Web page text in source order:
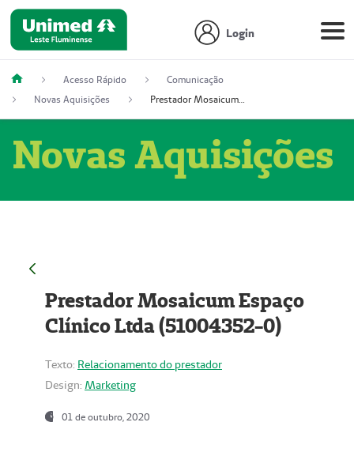
Login
Acesso Rápido
Comunicação
Novas Aquisições
Prestador Mosaicum Espaço Clínico Ltda (51004352-0)
Novas Aquisições
Prestador Mosaicum Espaço
Clínico Ltda (51004352-0)
Texto: Relacionamento do prestador
Design: Marketing
01 de outubro, 2020